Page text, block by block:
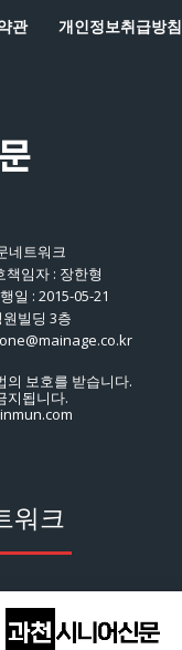
관 개인정보취급방침
네트워크
책임자 : 장한형
일 : 2015-05-21
빌딩 3층
의 보호를 받습니다.
지됩니다.
워크